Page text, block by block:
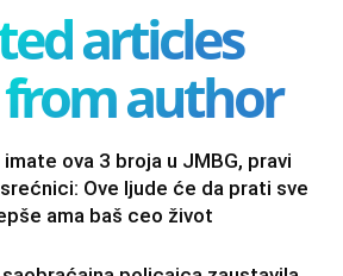
articles
author
ova 3 broja u JMBG, pravi
Ove ljude će da prati sve
ama baš ceo život